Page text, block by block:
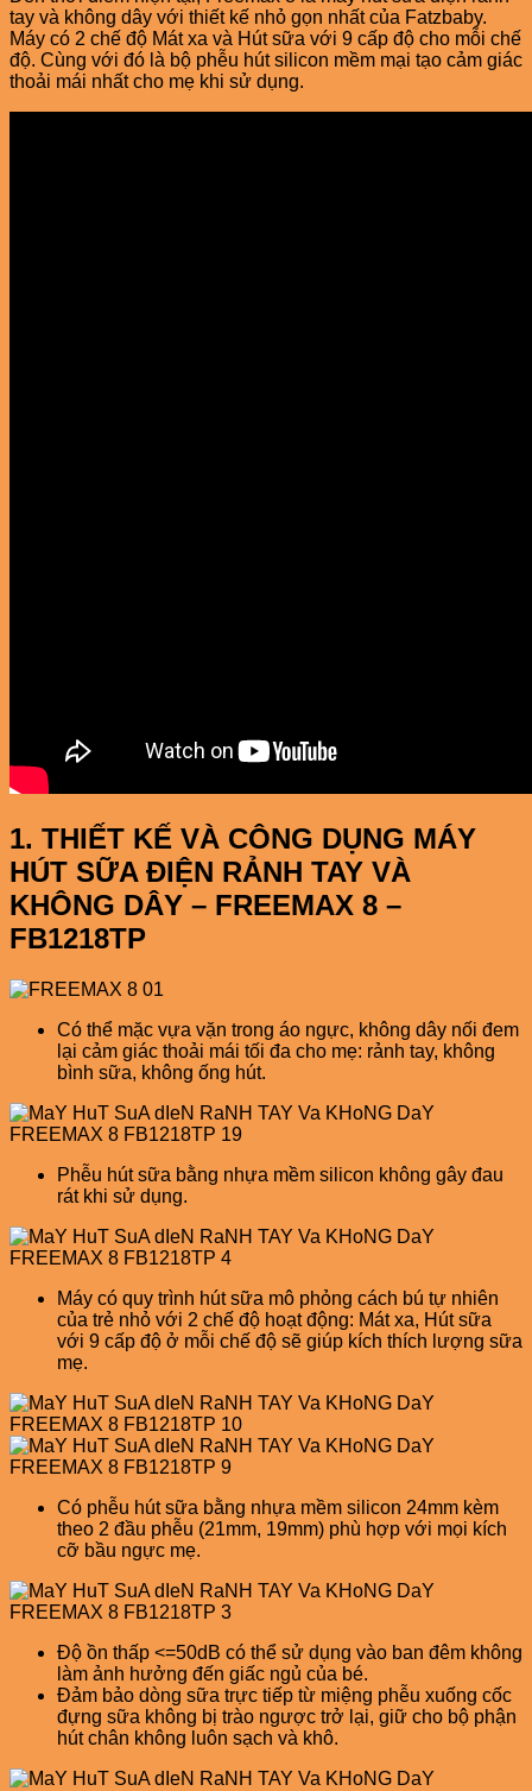
tay và không dây với thiết kế nhỏ gọn nhất của Fatzbaby.
Máy có 2 chế độ Mát xa và Hút sữa với 9 cấp độ cho mỗi chế
độ. Cùng với đó là bộ phễu hút silicon mềm mại tạo cảm giác
thoải mái nhất cho mẹ khi sử dụng.
1. THIẾT KẾ VÀ CÔNG DỤNG MÁY
HÚT SỮA ĐIỆN RẢNH TAY VÀ
KHÔNG DÂY – FREEMAX 8 –
FB1218TP
Có thể mặc vựa vặn trong áo ngực, không dây nối đem
lại cảm giác thoải mái tối đa cho mẹ: rảnh tay, không
bình sữa, không ống hút.
Phễu hút sữa bằng nhựa mềm silicon không gây đau
rát khi sử dụng.
Máy có quy trình hút sữa mô phỏng cách bú tự nhiên
của trẻ nhỏ với 2 chế độ hoạt động: Mát xa, Hút sữa
với 9 cấp độ ở mỗi chế độ sẽ giúp kích thích lượng sữa
mẹ.
Có phễu hút sữa bằng nhựa mềm silicon 24mm kèm
theo 2 đầu phễu (21mm, 19mm) phù hợp với mọi kích
cỡ bầu ngực mẹ.
Độ ồn thấp <=50dB có thể sử dụng vào ban đêm không
làm ảnh hưởng đến giấc ngủ của bé.
Đảm bảo dòng sữa trực tiếp từ miệng phễu xuống cốc
đựng sữa không bị trào ngược trở lại, giữ cho bộ phận
hút chân không luôn sạch và khô.